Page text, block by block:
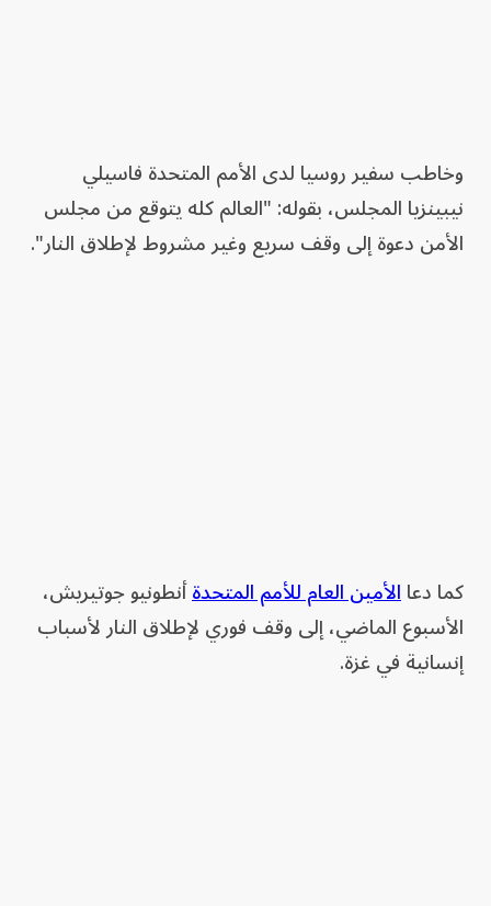
وخاطب سفير روسيا لدى الأمم المتحدة فاسيلي
نيبينزيا المجلس، بقوله: "العالم كله يتوقع من مجلس
الأمن دعوة إلى وقف سريع وغير مشروط لإطلاق النار".
كما دعاالأمين العام للأمم المتحدةأنطونيو جوتيريش،
الأسبوع الماضي، إلى وقف فوري لإطلاق النار لأسباب
إنسانية في غزة.